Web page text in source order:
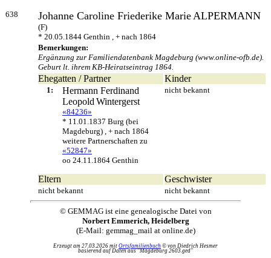
638 Johanne Caroline Friederike MarieALPERMANN
(F)
* 20.05.1844 Genthin , + nach 1864
Bemerkungen:
Ergänzung zur Familiendatenbank Magdeburg (www.online-ofb.de).
Geburt lt. ihrem KB-Heiratseintrag 1864.
Ehegatten / Partner Kinder
1:
Hermann Ferdinand
Leopold Wintergerst
«84236»
* 11.01.1837 Burg (bei
Magdeburg) , + nach 1864
weitere Partnerschaften zu
«52847»
oo 24.11.1864 Genthin
nicht bekannt
Eltern Geschwister
nicht bekannt nicht bekannt
© GEMMAG ist eine genealogische Datei von
Norbert Emmerich, Heidelberg
(E-Mail: gemmag_mail at online.de)
Erzeugt am 27.03.2026 mit Ortsfamilienbuch © von Diedrich Hesmer
basierend auf Daten aus "Magdeburg 2603.ged"